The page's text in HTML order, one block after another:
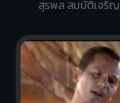
สุรพล สมบัติเจริญ